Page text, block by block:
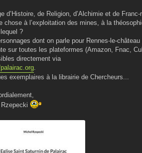
d’Histoire, de Religion, d’Alchimie et de
chose à l’exploitation des mines, à la
?
dont on parle pour Rennes-le-
sur toutes les plateformes (Amazon, Fnac,
directement via
exemplaires à la librairie de Chercheurs...